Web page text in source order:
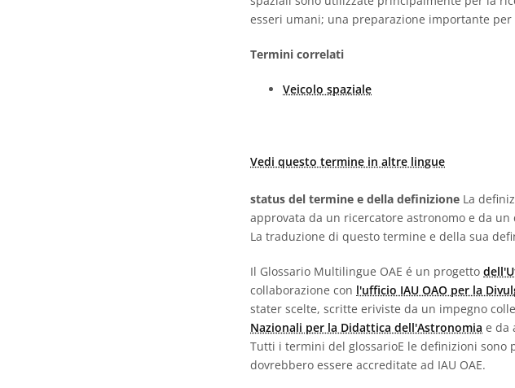
esseri umani; una preparazione importante
Termini correlati
Veicolo spaziale
Vedi questo termine in altre lingue
status del termine e della definizione La
approvata da un ricercatore astronomo e da un
La traduzione di questo termine e della sua
Il Glossario Multilingue OAE é un progetto
collaborazione con l'ufficio IAU OAO per la
stater scelte, scritte eriviste da un impegno
Nazionali per la Didattica dell'Astronomia e da
Tutti i termini del glossarioE le definizioni sono
dovrebbero essere accreditate ad IAU OAE.